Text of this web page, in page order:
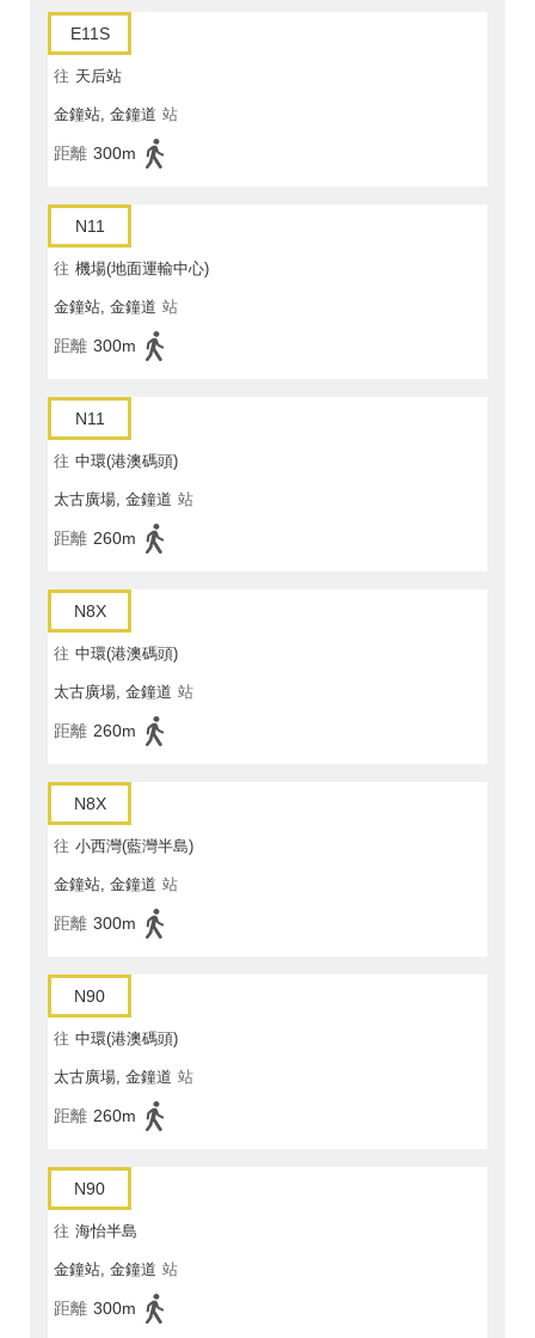
E11S
往 天后站
金鐘站, 金鐘道 站
距離 300m
N11
往 機場(地面運輸中心)
金鐘站, 金鐘道 站
距離 300m
N11
往 中環(港澳碼頭)
太古廣場, 金鐘道 站
距離 260m
N8X
往 中環(港澳碼頭)
太古廣場, 金鐘道 站
距離 260m
N8X
往 小西灣(藍灣半島)
金鐘站, 金鐘道 站
距離 300m
N90
往 中環(港澳碼頭)
太古廣場, 金鐘道 站
距離 260m
N90
往 海怡半島
金鐘站, 金鐘道 站
距離 300m